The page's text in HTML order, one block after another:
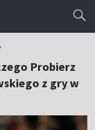
Probierz
z gry w